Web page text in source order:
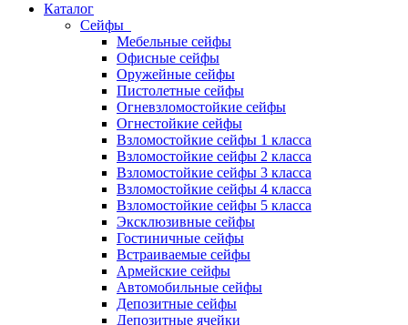
Каталог
Сейфы
Мебельные сейфы
Офисные сейфы
Оружейные сейфы
Пистолетные сейфы
Огневзломостойкие сейфы
Огнестойкие сейфы
Взломостойкие сейфы 1 класса
Взломостойкие сейфы 2 класса
Взломостойкие сейфы 3 класса
Взломостойкие сейфы 4 класса
Взломостойкие сейфы 5 класса
Эксклюзивные сейфы
Гостиничные сейфы
Встраиваемые сейфы
Армейские сейфы
Автомобильные сейфы
Депозитные сейфы
Депозитные ячейки